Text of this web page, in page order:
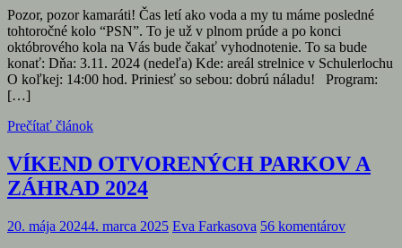
Pozor, pozor kamaráti! Čas letí ako voda a my tu máme posledné
tohtoročné kolo “PSN”. To je už v plnom prúde a po konci
októbrového kola na Vás bude čakať vyhodnotenie. To sa bude
konať: Dňa: 3.11. 2024 (nedeľa) Kde: areál strelnice v Schulerlochu
O koľkej: 14:00 hod. Priniesť so sebou: dobrú náladu! Program:
[…]
Prečítať článok
VÍKEND OTVORENÝCH PARKOV A
ZÁHRAD 2024
20. mája 20244. marca 2025 Eva Farkasova 56 komentárov